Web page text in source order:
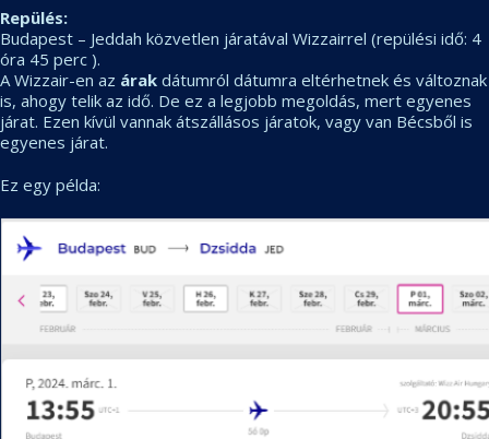
Repülés:
Budapest – Jeddah közvetlen járatával Wizzairrel (repülési idő: 4
óra 45 perc ).
A Wizzair-en az árak dátumról dátumra eltérhetnek és változnak
is, ahogy telik az idő. De ez a legjobb megoldás, mert egyenes
járat. Ezen kívül vannak átszállásos járatok, vagy van Bécsből is
egyenes járat.
Ez egy példa: